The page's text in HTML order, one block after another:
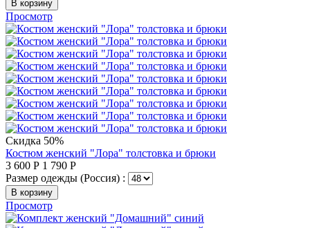
В корзину
Просмотр
Скидка 50%
Костюм женский "Лора" толстовка и брюки
3 600 Р 1 790 Р
Размер одежды (Россия) :
В корзину
Просмотр